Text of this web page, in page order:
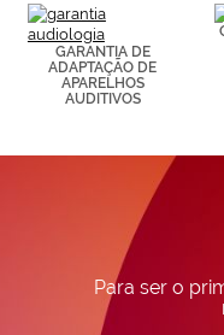
GARANTIA DE
ADAPTAÇÃO DE
APARELHOS
AUDITIVOS
Para ser o